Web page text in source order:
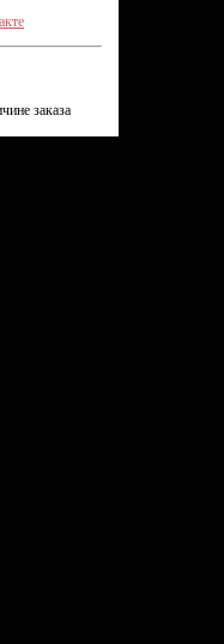
заказа